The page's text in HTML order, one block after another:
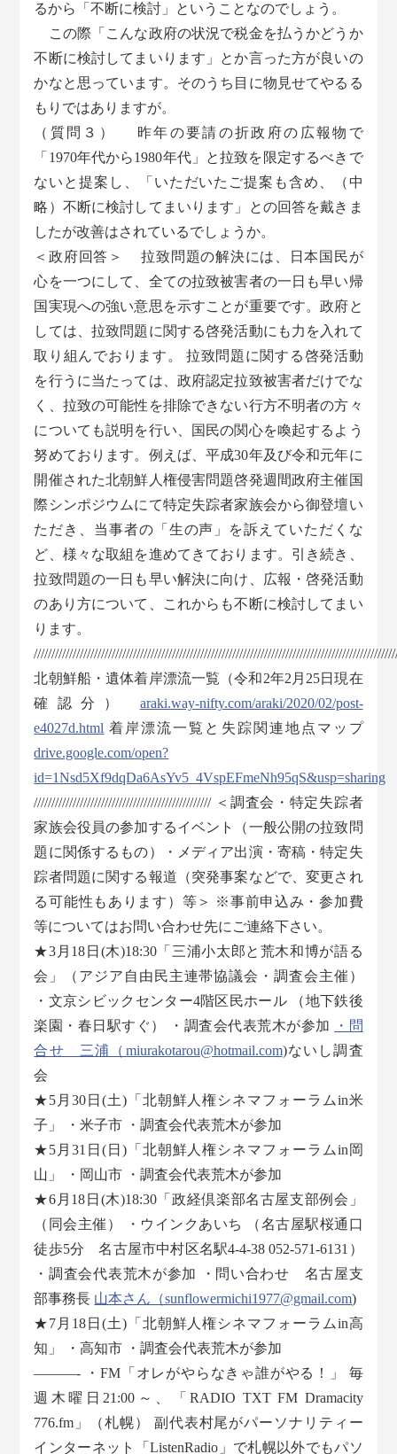
るから「不断に検討」ということなのでしょう。
この際「こんな政府の状況で税金を払うかどうか
不断に検討してまいります」とか言った方が良いの
かなと思っています。そのうち目に物見せてやるる
もりではありますが。
（質問３） 昨年の要請の折政府の広報物で
「1970年代から1980年代」と拉致を限定するべきで
ないと提案し、「いただいたご提案も含め、（中
略）不断に検討してまいります」との回答を戴きま
したが改善はされているでしょうか。
＜政府回答＞ 拉致問題の解決には、日本国民が
心を一つにして、全ての拉致被害者の一日も早い帰
国実現への強い意思を示すことが重要です。政府と
しては、拉致問題に関する啓発活動にも力を入れて
取り組んでおります。 拉致問題に関する啓発活動
を行うに当たっては、政府認定拉致被害者だけでな
く、拉致の可能性を排除できない行方不明者の方々
についても説明を行い、国民の関心を喚起するよう
努めております。例えば、平成30年及び令和元年に
開催された北朝鮮人権侵害問題啓発週間政府主催国
際シンポジウムにて特定失踪者家族会から御登壇い
ただき、当事者の「生の声」を訴えていただくな
ど、様々な取組を進めてきております。引き続き、
拉致問題の一日も早い解決に向け、広報・啓発活動
のあり方について、これからも不断に検討してまい
ります。
北朝鮮船・遺体着岸漂流一覧（令和2年2月25日現在
確認分） araki.way-nifty.com/araki/2020/02/post-
e4027d.html 着岸漂流一覧と失踪関連地点マップ
drive.google.com/open?
id=1Nsd5Xf9dqDa6AsYv5_4VspEFmeNh95qS&usp=sharing
////////////////////////////////////////////////// ＜調査会・特定失踪者
家族会役員の参加するイベント（一般公開の拉致問
題に関係するもの）・メディア出演・寄稿・特定失
踪者問題に関する報道（突発事案などで、変更され
る可能性もあります）等＞ ※事前申込み・参加費
等についてはお問い合わせ先にご連絡下さい。
★3月18日(木)18:30「三浦小太郎と荒木和博が語る
会」（アジア自由民主連帯協議会・調査会主催）
・文京シビックセンター4階区民ホール （地下鉄後
楽園・春日駅すぐ） ・調査会代表荒木が参加
・問
合せ 三浦（miurakotarou@hotmail.com)ないし調査
会
★5月30日(土)「北朝鮮人権シネマフォーラムin米
子」 ・米子市 ・調査会代表荒木が参加
★5月31日(日)「北朝鮮人権シネマフォーラムin岡
山」 ・岡山市 ・調査会代表荒木が参加
★6月18日(木)18:30「政経倶楽部名古屋支部例会」
（同会主催） ・ウインクあいち （名古屋駅桜通口
徒歩5分 名古屋市中村区名駅4-4-38 052-571-6131）
・調査会代表荒木が参加 ・問い合わせ 名古屋支
部事務長 山本さん（sunflowermichi1977@gmail.com)
★7月18日(土)「北朝鮮人権シネマフォーラムin高
知」 ・高知市 ・調査会代表荒木が参加
———- ・FM「オレがやらなきゃ誰がやる！」 毎
週木曜日21:00～、「RADIO TXT FM Dramacity
776.fm」（札幌） 副代表村尾がパーソナリティー
インターネット「ListenRadio」で札幌以外でもパソ